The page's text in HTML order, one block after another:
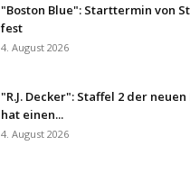
"Boston Blue": Starttermin von
fest
4. August 2026
"R.J. Decker": Staffel 2 der
hat einen...
4. August 2026